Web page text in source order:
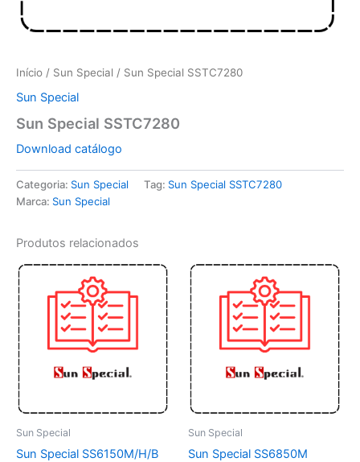
Início / Sun Special / Sun Special SSTC7280
Sun Special
Sun Special SSTC7280
Download catálogo
Categoria: Sun Special Tag: Sun Special SSTC7280
Marca: Sun Special
Produtos relacionados
Sun Special
Sun Special SS6150M/H/B
Sun Special
Sun Special SS6850M